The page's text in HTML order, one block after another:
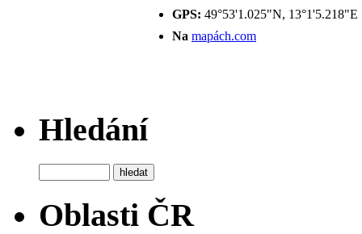
GPS: 49°53'1.025"N, 13°1'5.218"E
Na mapách.com
Hledání
Oblasti ČR